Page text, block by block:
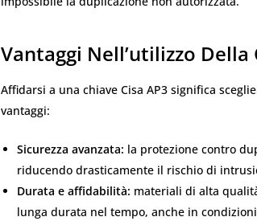
Vantaggi Nell’utilizzo Della
Affidarsi a una chiave Cisa AP3 significa
vantaggi:
Sicurezza avanzata: la protezione contro
riducendo drasticamente il rischio di
Durata e affidabilità: materiali di alta
lunga durata nel tempo, anche in